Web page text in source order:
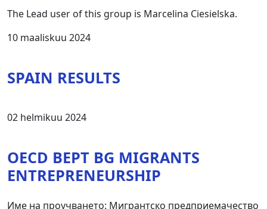
The Lead user of this group is Marcelina Ciesielska.
10 maaliskuu 2024
SPAIN RESULTS
02 helmikuu 2024
OECD BEPT BG MIGRANTS
ENTREPRENEURSHIP
Име на проучването: Мигрантско предприемачество